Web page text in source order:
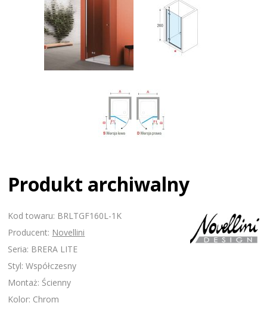
Produkt archiwalny
Kod towaru: BRLTGF160L-1K
Producent: Novellini
Seria: BRERA LITE
Styl: Współczesny
Montaż: Ścienny
Kolor: Chrom